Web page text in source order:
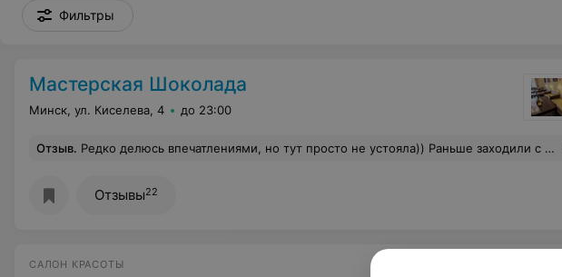
Фильтры
Мастерская Шоколада
Минск, ул. Киселева, 4 до 23:00
Отзыв. Редко делюсь впечатлениями, но тут просто не устояла)) Раньше заходили с девочками попить кофе и скушать что-нибудь сладенькое, а вчера были приятно удивлены , что здесь теперь можно и перекусить. Салаты просто огромные)) места в животе не хватило для такой порции. У них всегда спокойно и так уютно. Теперь это мое самое любимое место ОДНОЗНАЧНО!!!!
Отзывы22
САЛОН КРАСОТЫ